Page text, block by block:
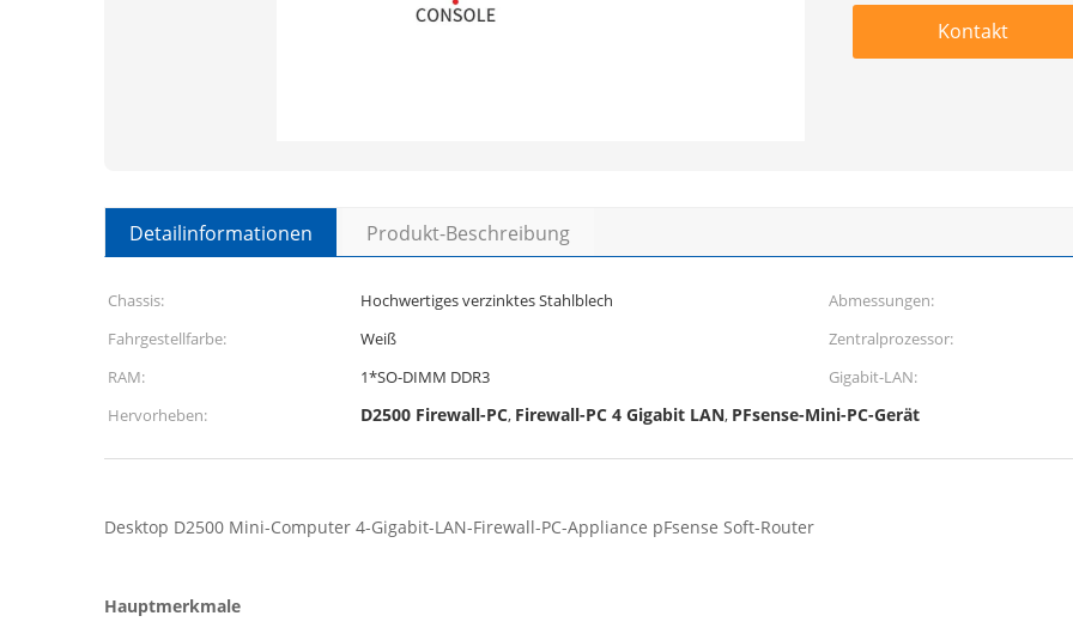
Kontakt
Detailinformationen Produkt-Beschreibung
Chassis: Hochwertiges verzinktes Stahlblech Abmessungen:
Fahrgestellfarbe:
Weiß Zentralprozessor:
RAM:
1*SO-DIMM DDR3 Gigabit-LAN:
Hervorheben:
D2500 Firewall-PC, Firewall-PC 4 Gigabit LAN, PFsense-Mini-PC-Gerät
Desktop D2500 Mini-Computer 4-Gigabit-LAN-Firewall-PC-Appliance pFsense Soft-Router
Hauptmerkmale